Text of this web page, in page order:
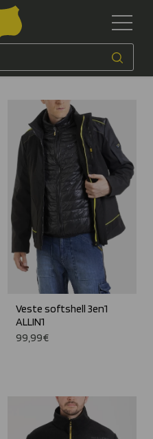
Veste softshell 3en1
ALLIN1
99,99€